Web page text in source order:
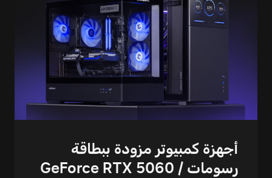
أجهزة كمبيوتر مزودة ببطاقة
رسومات GeForce RTX 5060 /